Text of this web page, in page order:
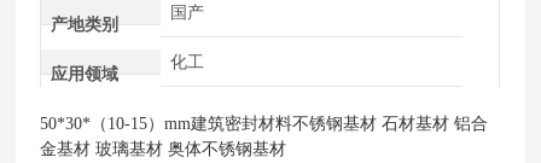
产地类别
国产
应用领域
化工
50*30*（10-15）mm建筑密封材料不锈钢基材 石材基材 铝合
金基材 玻璃基材 奥体不锈钢基材